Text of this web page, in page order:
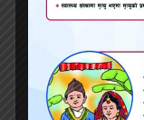
ट्याक्टर
घटनास्थलमै मृत्यु